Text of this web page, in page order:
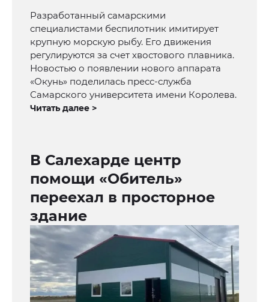
Разработанный самарскими
специалистами беспилотник имитирует
крупную морскую рыбу. Его движения
регулируются за счет хвостового плавника.
Новостью о появлении нового аппарата
«Окунь» поделилась пресс-служба
Самарского университета имени Королева.
Читать далее >
В Салехарде центр
помощи «Обитель»
переехал в просторное
здание